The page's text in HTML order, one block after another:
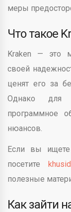
меры
Что такое
Kraken — это
своей
ценят его за
Однако для
программное
нюансов.
Если вы ищете
посетите
полезные
Как зайти